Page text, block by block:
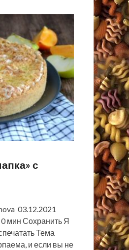
с
03.12.2021
мин Сохранить Я
Тема
и если вы не